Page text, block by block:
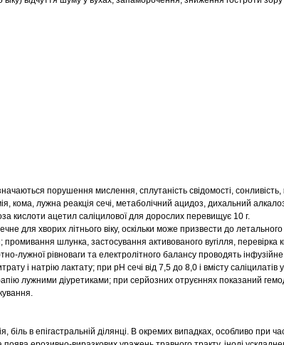
порушення мислення, сплутаність свідомості,
кома, лужна реакція сечі, метаболічний ацидоз, дихальний
кислоти ацетил саліцилової для дорослих перевищує 10 г.
для хворих літнього віку, оскільки може призвести до летального
промивання шлунка, застосування активованого вугілля, перевірка
лужної рівноваги та електролітного балансу проводять
і натрію лактату; при рН сечі від 7,5 до 8,0 і вмісту
лужними діуретиками; при серйозних отруєннях показаний
біль в епігастральній ділянці. В окремих випадках, особливо при